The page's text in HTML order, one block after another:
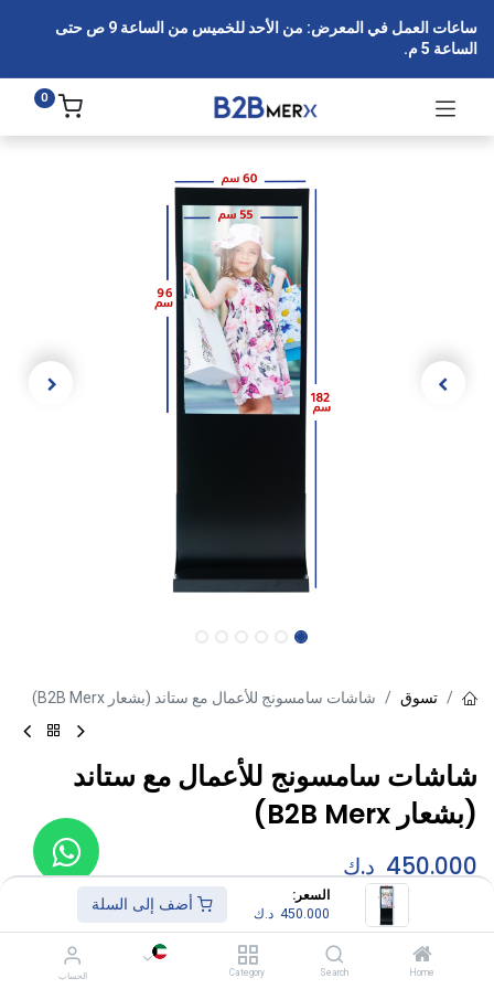
السعر:
450.000 د.ك أضف إلى السلة
Home
Search
Category الحساب
ساعات العمل في المعرض: من الأحد للخميس من الساعة 9 ص حتى
الساعة 5 م.
0
تسوق شاشات سامسونج للأعمال مع ستاند (بشعار B2B Merx)
شاشات سامسونج للأعمال مع ستاند
(بشعار B2B Merx)
450.000 د.ك
Size